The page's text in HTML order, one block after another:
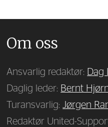
Om oss
Ansvarlig redaktør: Dag
Daglig leder: Bernt
Turansvarlig:Jørgen
Redaktør United-